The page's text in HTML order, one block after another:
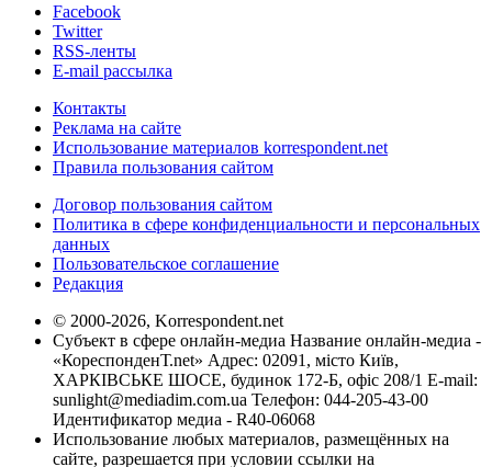
Facebook
Twitter
RSS-ленты
E-mail рассылка
Контакты
Реклама на сайте
Использование материалов korrespondent.net
Правила пользования сайтом
Договор пользования сайтом
Политика в сфере конфиденциальности и персональных
данных
Пользовательское соглашение
Редакция
© 2000-2026, Korrespondent.net
Субъект в сфере онлайн-медиа Название онлайн-медиа -
«КореспонденТ.net» Адрес: 02091, місто Київ,
ХАРКІВСЬКЕ ШОСЕ, будинок 172-Б, офіс 208/1 E-mail:
sunlight@mediadim.com.ua Телефон: 044-205-43-00
Идентификатор медиа - R40-06068
Использование любых материалов, размещённых на
сайте, разрешается при условии ссылки на